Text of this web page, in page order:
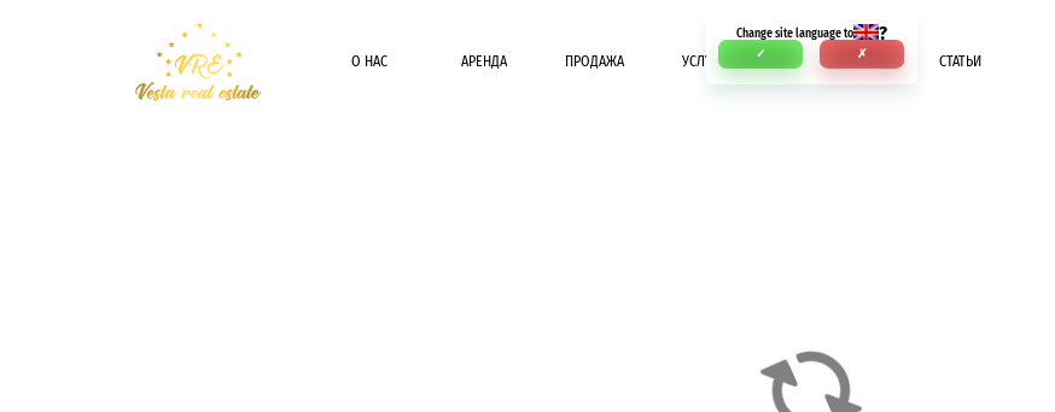
Change site language to ?
✓ ✗
О НАС АРЕНДА ПРОДАЖА УСЛУГИ ОПЛАТА СТАТЬИ